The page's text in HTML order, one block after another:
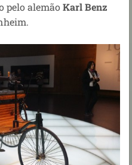
pelo alemãoKarl Benz